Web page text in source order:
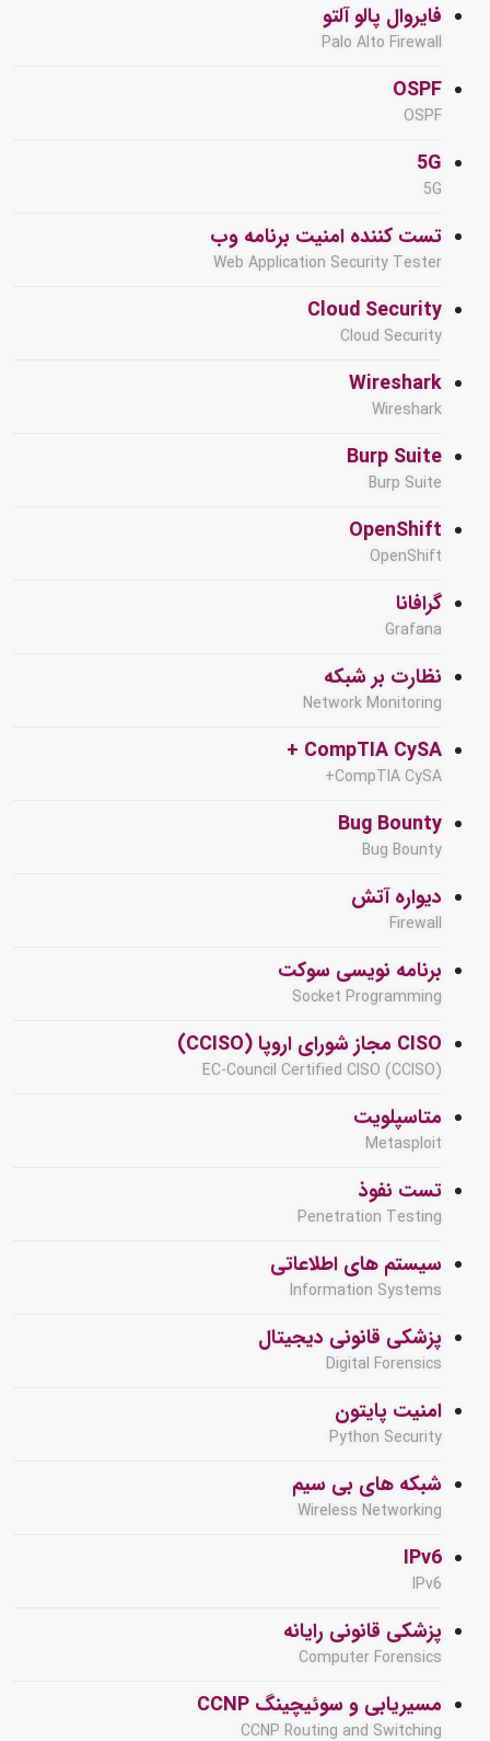
فایروال پالو آلتو
Palo Alto Firewall
OSPF
OSPF
5G
5G
تست کننده امنیت برنامه وب
Web Application Security Tester
Cloud Security
Cloud Security
Wireshark
Wireshark
Burp Suite
Burp Suite
OpenShift
OpenShift
گرافانا
Grafana
نظارت بر شبکه
Network Monitoring
CompTIA CySA +
CompTIA CySA+
Bug Bounty
Bug Bounty
دیواره آتش
Firewall
برنامه نویسی سوکت
Socket Programming
CISO مجاز شورای اروپا (CCISO)
EC-Council Certified CISO (CCISO)
متاسپلویت
Metasploit
تست نفوذ
Penetration Testing
سیستم های اطلاعاتی
Information Systems
پزشکی قانونی دیجیتال
Digital Forensics
امنیت پایتون
Python Security
شبکه های بی سیم
Wireless Networking
IPv6
IPv6
پزشکی قانونی رایانه
Computer Forensics
مسیریابی و سوئیچینگ CCNP
CCNP Routing and Switching